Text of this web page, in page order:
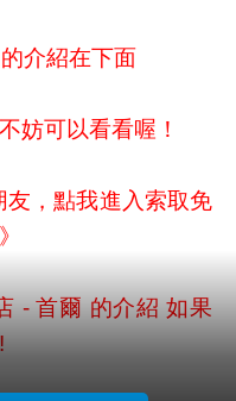
介紹在下面
妨可以看看喔！
友，點我進入索取免
- 首爾 的介紹 如果